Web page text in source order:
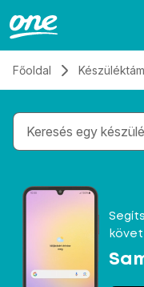
Főoldal
Gépelés közben